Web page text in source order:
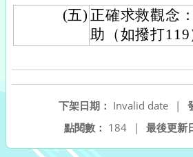
(五) 正確求救觀念
助（如撥打
下架日期： Invalid date
|
最後更新
點閱數： 184 |